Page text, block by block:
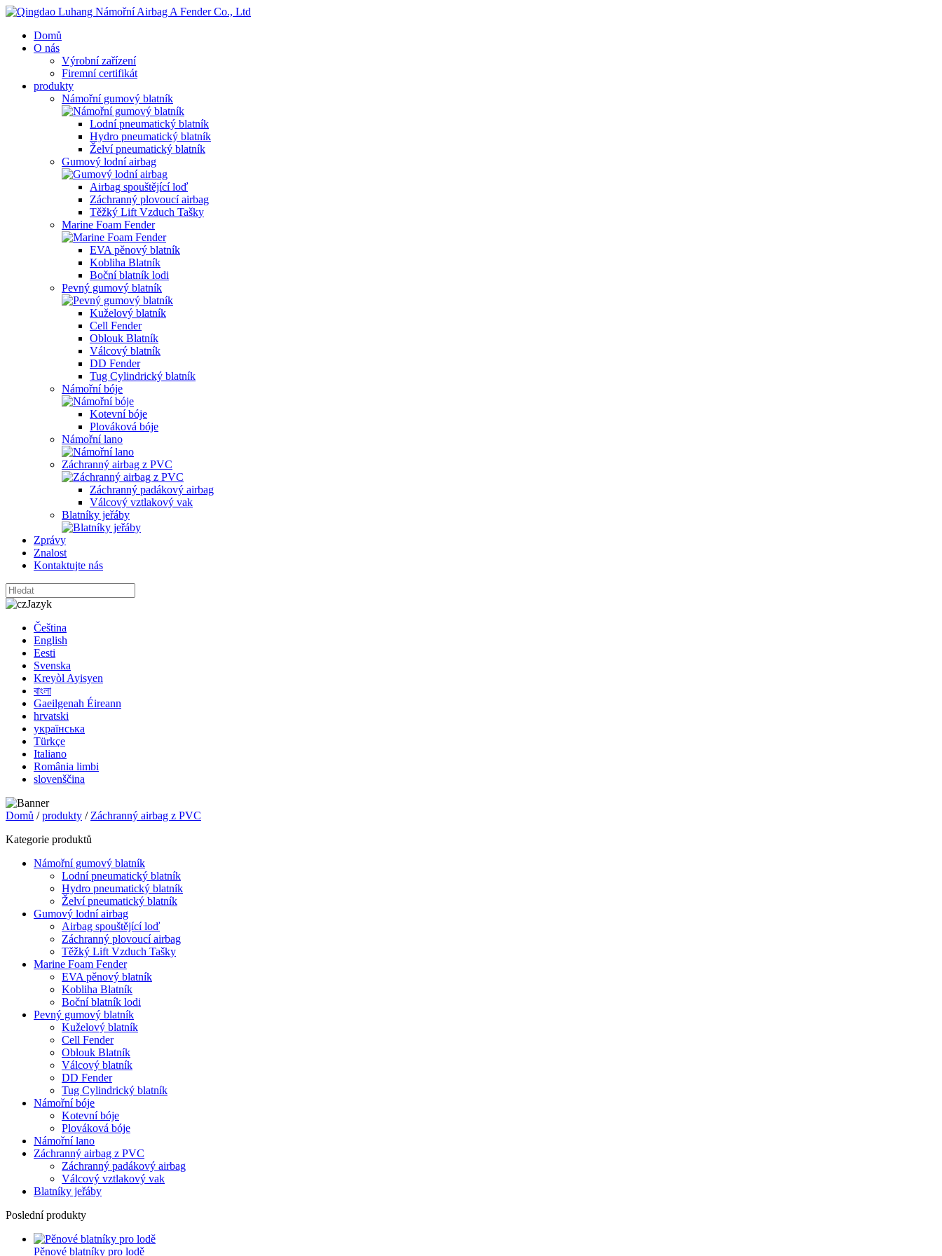
Domů
O nás
Výrobní zařízení
Firemní certifikát
produkty
Námořní gumový blatník
Lodní pneumatický blatník
Hydro pneumatický blatník
Želví pneumatický blatník
Gumový lodní airbag
Airbag spouštějící loď
Záchranný plovoucí airbag
Těžký Lift Vzduch Tašky
Marine Foam Fender
EVA pěnový blatník
Kobliha Blatník
Boční blatník lodi
Pevný gumový blatník
Kuželový blatník
Cell Fender
Oblouk Blatník
Válcový blatník
DD Fender
Tug Cylindrický blatník
Námořní bóje
Kotevní bóje
Plováková bóje
Námořní lano
Záchranný airbag z PVC
Záchranný padákový airbag
Válcový vztlakový vak
Blatníky jeřáby
Zprávy
Znalost
Kontaktujte nás
Jazyk
Čeština
English
Eesti
Svenska
Kreyòl Ayisyen
বাংলা
Gaeilgenah Éireann
hrvatski
українська
Türkçe
Italiano
România limbi
slovenščina
Domů /produkty / Záchranný airbag z PVC
Kategorie produktů
Námořní gumový blatník
Lodní pneumatický blatník
Hydro pneumatický blatník
Želví pneumatický blatník
Gumový lodní airbag
Airbag spouštějící loď
Záchranný plovoucí airbag
Těžký Lift Vzduch Tašky
Marine Foam Fender
EVA pěnový blatník
Kobliha Blatník
Boční blatník lodi
Pevný gumový blatník
Kuželový blatník
Cell Fender
Oblouk Blatník
Válcový blatník
DD Fender
Tug Cylindrický blatník
Námořní bóje
Kotevní bóje
Plováková bóje
Námořní lano
Záchranný airbag z PVC
Záchranný padákový airbag
Válcový vztlakový vak
Blatníky jeřáby
Poslední produkty
Pěnové blatníky pro lodě